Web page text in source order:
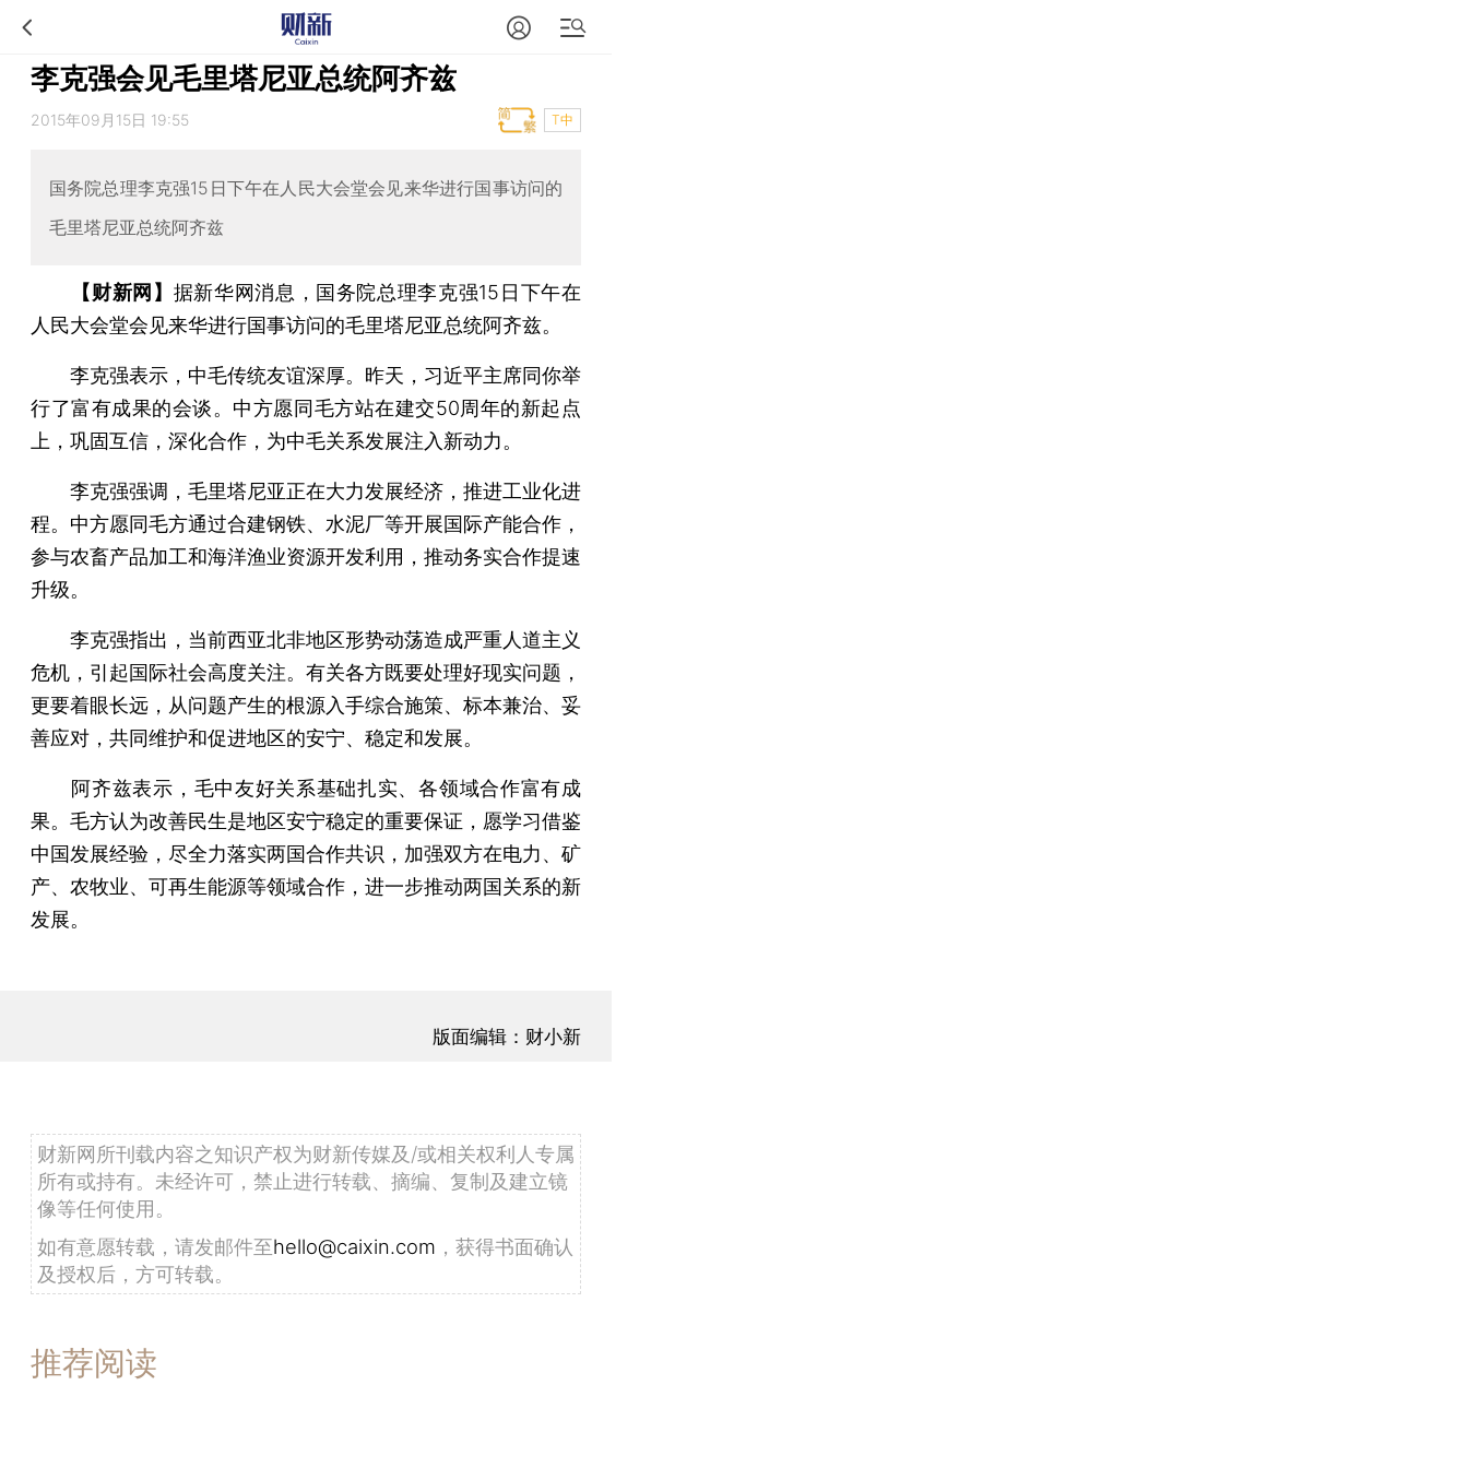
李克强会见毛里塔尼亚总统阿齐兹
2015年09月15日 19:55 T中
国务院总理李克强15日下午在人民大会堂会见来华进行国事访问的
毛里塔尼亚总统阿齐兹
【财新网】 据新华网消息，国务院总理李克强15日下午在
人民大会堂会见来华进行国事访问的毛里塔尼亚总统阿齐兹。
李克强表示，中毛传统友谊深厚。昨天，习近平主席同你举
行了富有成果的会谈。中方愿同毛方站在建交50周年的新起点
上，巩固互信，深化合作，为中毛关系发展注入新动力。
李克强强调，毛里塔尼亚正在大力发展经济，推进工业化进
程。中方愿同毛方通过合建钢铁、水泥厂等开展国际产能合作，
参与农畜产品加工和海洋渔业资源开发利用，推动务实合作提速
升级。
李克强指出，当前西亚北非地区形势动荡造成严重人道主义
危机，引起国际社会高度关注。有关各方既要处理好现实问题，
更要着眼长远，从问题产生的根源入手综合施策、标本兼治、妥
善应对，共同维护和促进地区的安宁、稳定和发展。
阿齐兹表示，毛中友好关系基础扎实、各领域合作富有成
果。毛方认为改善民生是地区安宁稳定的重要保证，愿学习借鉴
中国发展经验，尽全力落实两国合作共识，加强双方在电力、矿
产、农牧业、可再生能源等领域合作，进一步推动两国关系的新
发展。
版面编辑：财小新
财新网所刊载内容之知识产权为财新传媒及/或相关权利人专属
所有或持有。未经许可，禁止进行转载、摘编、复制及建立镜
像等任何使用。
如有意愿转载，请发邮件至hello@caixin.com ，获得书面确认
及授权后，方可转载。
推荐阅读